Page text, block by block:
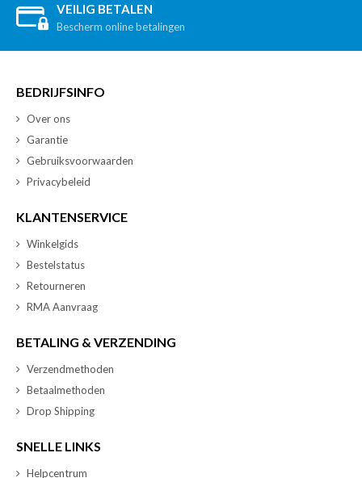
VEILIG BETALEN
Bescherm online betalingen
BEDRIJFSINFO
Over ons
Garantie
Gebruiksvoorwaarden
Privacybeleid
KLANTENSERVICE
Winkelgids
Bestelstatus
Retourneren
RMA Aanvraag
BETALING & VERZENDING
Verzendmethoden
Betaalmethoden
Drop Shipping
SNELLE LINKS
Helpcentrum